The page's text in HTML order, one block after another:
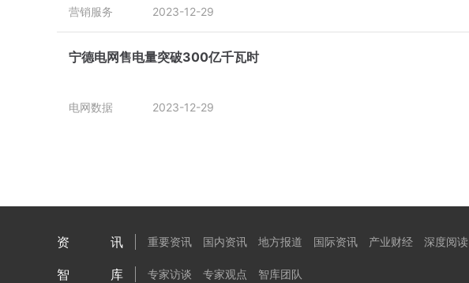
营销服务 2023-12-29
宁德电网售电量突破300亿千瓦时
电网数据 2023-12-29
资讯 重要资讯 国内资讯 地方报道 国际资讯 产业财经 深度阅读
智库 专家访谈 专家观点 智库团队